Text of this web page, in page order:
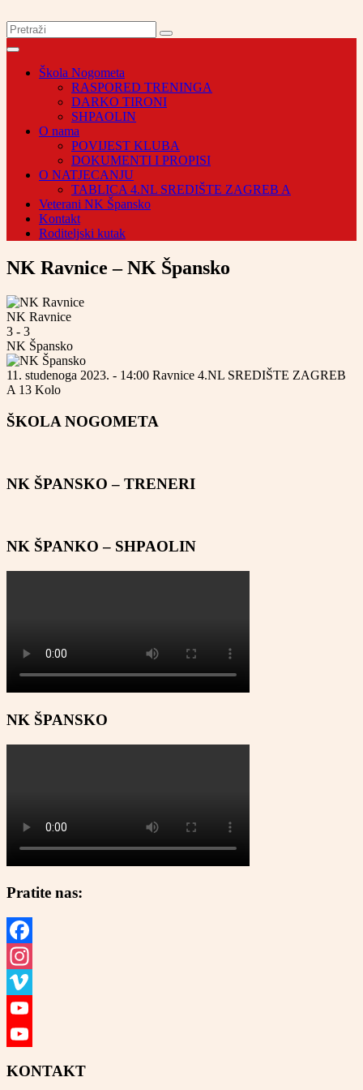
Škola Nogometa
RASPORED TRENINGA
DARKO TIRONI
SHPAOLIN
O nama
POVIJEST KLUBA
DOKUMENTI I PROPISI
O NATJECANJU
TABLICA 4.NL SREDIŠTE ZAGREB A
Veterani NK Špansko
Kontakt
Roditeljski kutak
NK Ravnice – NK Špansko
NK Ravnice
3 - 3
NK Špansko
11. studenoga 2023. - 14:00 Ravnice 4.NL SREDIŠTE ZAGREB
A 13 Kolo
ŠKOLA NOGOMETA
NK ŠPANSKO – TRENERI
NK ŠPANKO – SHPAOLIN
NK ŠPANSKO
Pratite nas:
Facebook
Instagram
Vimeo
YouTube
KONTAKT